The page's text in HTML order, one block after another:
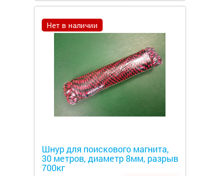
Нет в наличии
Шнур для поискового магнита,
30 метров, диаметр 8мм, разрыв
700кг